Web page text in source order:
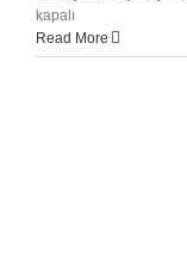
kapalı
Read More